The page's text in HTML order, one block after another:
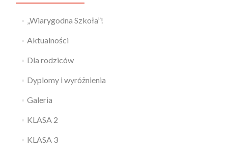
„Wiarygodna Szkoła”!
Aktualności
Dla rodziców
Dyplomy i wyróżnienia
Galeria
KLASA 2
KLASA 3